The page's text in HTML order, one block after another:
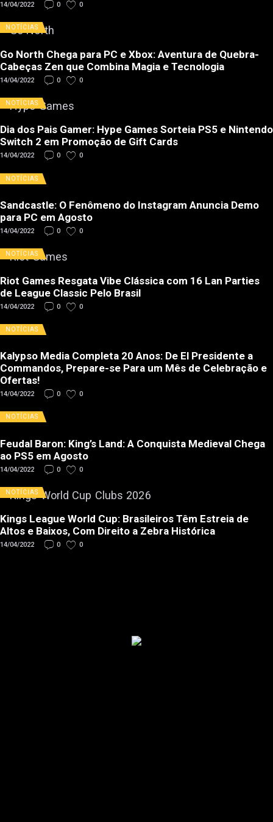
14/04/2022 0 0
NOTÍCIAS
Go North Chega para PC e Xbox: Aventura de Quebra-
Cabeças Zen que Combina Magia e Tecnologia
14/04/2022 0 0
NOTÍCIAS
Dia dos Pais Gamer: Hype Games Sorteia PS5 e Nintendo
Switch 2 em Promoção de Gift Cards
14/04/2022 0 0
NOTÍCIAS
Sandcastle: O Fenômeno do Instagram Anuncia Demo
para PC em Agosto
14/04/2022 0 0
NOTÍCIAS
Riot Games Resgata Vibe Clássica com 16 Lan Parties
de League Classic Pelo Brasil
14/04/2022 0 0
NOTÍCIAS
Kalypso Media Completa 20 Anos: De El Presidente a
Commandos, Prepare-se Para um Mês de Celebração e
Ofertas!
14/04/2022 0 0
NOTÍCIAS
Feudal Baron: King’s Land: A Conquista Medieval Chega
ao PS5 em Agosto
14/04/2022 0 0
NOTÍCIAS
Kings League World Cup: Brasileiros Têm Estreia de
Altos e Baixos, Com Direito a Zebra Histórica
14/04/2022 0 0